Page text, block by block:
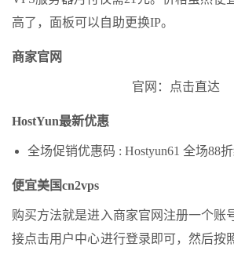
高了，面板可以自助更换IP。
商家官网
官网：点击直达
HostYun最新优惠
全场促销优惠码 : Hostyun61 全场88
便宜美国cn2vps
购买方法就是进入商家官网注册一个账
接点击用户中心进行登录即可，然后按